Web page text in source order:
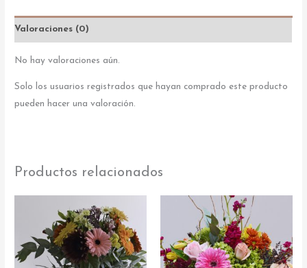
Valoraciones (0)
No hay valoraciones aún.
Solo los usuarios registrados que hayan comprado este producto
pueden hacer una valoración.
Productos relacionados